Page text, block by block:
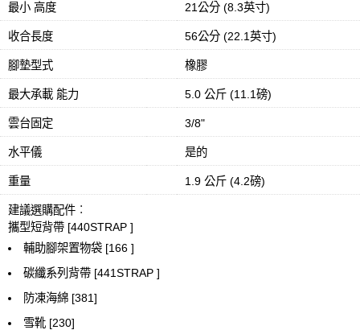
最小 高度 21公分 (8.3英寸)
收合長度 56公分 (22.1英寸)
腳墊型式 橡膠
最大承載 能力 5.0 公斤 (11.1磅)
雲台固定 3/8"
水平儀 是的
重量 1.9 公斤 (4.2磅)
建議選購配件︰
攜型短背帶 [440STRAP ]
輔助腳架置物袋 [166 ]
碳纖系列背帶 [441STRAP ]
防凍海綿 [381]
雪靴 [230]